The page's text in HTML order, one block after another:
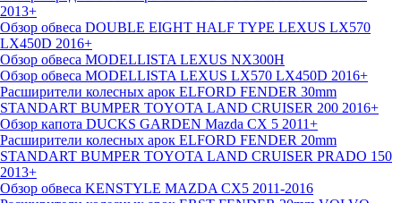
2013+
Обзор обвеса DOUBLE EIGHT HALF TYPE LEXUS LX570
LX450D 2016+
Обзор обвеса MODELLISTA LEXUS NX300H
Обзор обвеса MODELLISTA LEXUS LX570 LX450D 2016+
Расширители колесных арок ELFORD FENDER 30mm
STANDART BUMPER TOYOTA LAND CRUISER 200 2016+
Обзор капота DUCKS GARDEN Mazda CX 5 2011+
Расширители колесных арок ELFORD FENDER 20mm
STANDART BUMPER TOYOTA LAND CRUISER PRADO 150
2013+
Обзор обвеса KENSTYLE MAZDA CX5 2011-2016